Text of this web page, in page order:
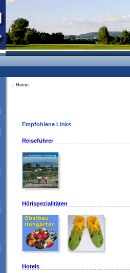
:: Home
Empfohlene Links
Reiseführer
Hörispezialitäten
Hotels